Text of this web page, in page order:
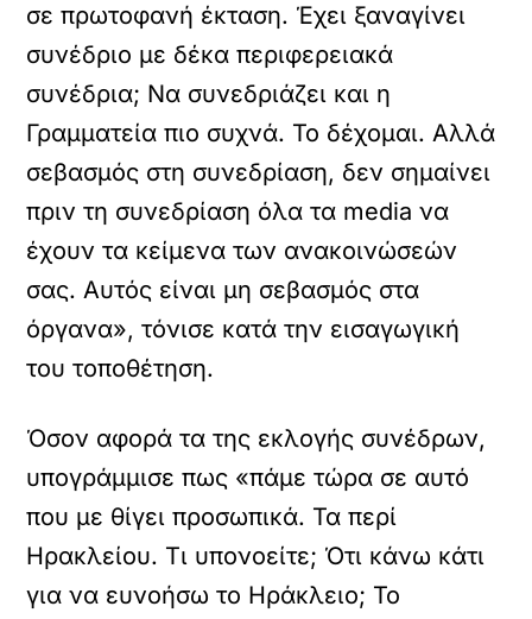
σε πρωτοφανή έκταση. Έχει ξαναγίνει
συνέδριο με δέκα περιφερειακά
συνέδρια; Να συνεδριάζει και η
Γραμματεία πιο συχνά. Το δέχομαι. Αλλά
σεβασμός στη συνεδρίαση, δεν σημαίνει
πριν τη συνεδρίαση όλα τα media να
έχουν τα κείμενα των ανακοινώσεών
σας. Αυτός είναι μη σεβασμός στα
όργανα», τόνισε κατά την εισαγωγική
του τοποθέτηση.
Όσον αφορά τα της εκλογής συνέδρων,
υπογράμμισε πως «πάμε τώρα σε αυτό
που με θίγει προσωπικά. Τα περί
Ηρακλείου. Τι υπονοείτε; Ότι κάνω κάτι
για να ευνοήσω το Ηράκλειο; Το